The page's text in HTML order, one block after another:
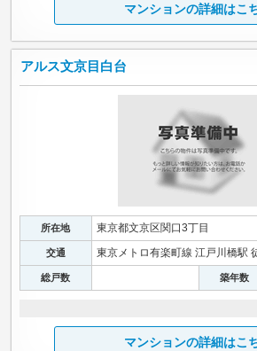
マンションの詳細はこ
アルス文京目白台
所在地 東京都文京区関口3丁目
交通 東京メトロ有楽町線 江戸川橋駅
総戸数 築年数
マンションの詳細はこ